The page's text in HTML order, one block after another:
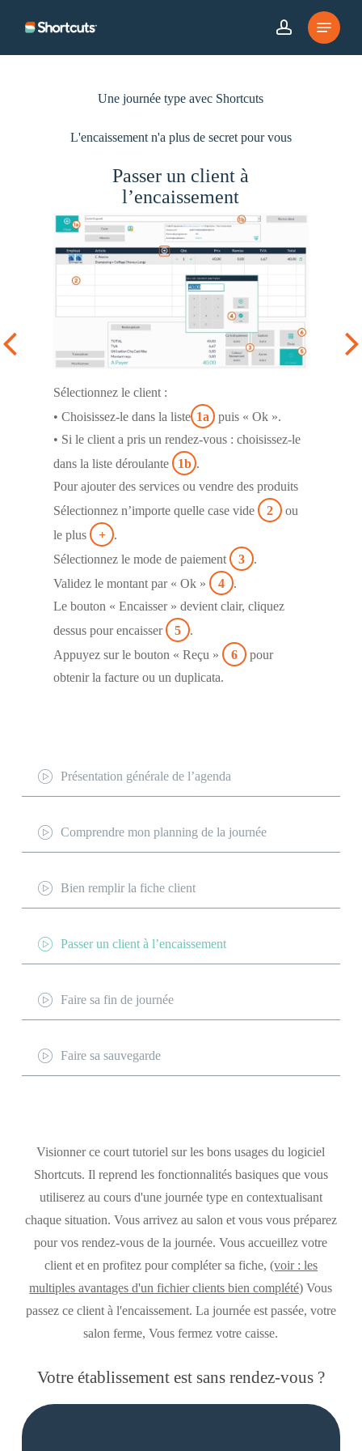
main
account
Menu
Une journée type avec Shortcuts
L'encaissement n'a plus de secret pour vous
Passer un client à
l’encaissement
Sélectionnez le client :
• Choisissez-le dans la liste 1a
puis « Ok ».
• Si le client a pris un rendez-vous : choisissez-le
dans la liste déroulante 1b .
Pour ajouter des services ou vendre des produits
Sélectionnez n’importe quelle case vide
2
ou
le plus
+
.
Sélectionnez le mode de paiement
3
.
Validez le montant par « Ok »
4
.
Le bouton « Encaisser » devient clair, cliquez
dessus pour encaisser
5
.
Appuyez sur le bouton « Reçu »
6
pour
obtenir la facture ou un duplicata.
Présentation générale de l’agenda
Comprendre mon planning de la journée
Bien remplir la fiche client
Passer un client à l’encaissement
Faire sa fin de journée
Faire sa sauvegarde
Visionner ce court tutoriel sur les bons usages du logiciel
Shortcuts. Il reprend les fonctionnalités basiques que vous
utiliserez au cours d'une journée type en contextualisant
chaque situation. Vous arrivez au salon et vous vous préparez
pour vos rendez-vous de la journée. Vous accueillez votre
client et en profitez pour compléter sa fiche, (voir : les
multiples avantages d'un fichier clients bien complété) Vous
passez ce client à l'encaissement. La journée est passée, votre
salon ferme, Vous fermez votre caisse.
Votre établissement est sans rendez-vous ?